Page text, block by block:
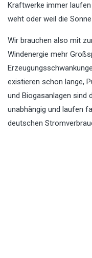
Kraftwerke immer
weht oder weil die
Wir brauchen also mit
Windenergie mehr
existieren schon lange,
und Biogasanlagen sind
unabhängig und laufen
deutschen